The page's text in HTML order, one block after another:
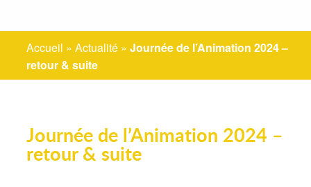
Accueil »Actualité »Journée de l’Animation 2024 –
retour & suite
Journée de l’Animation 2024 –
retour & suite